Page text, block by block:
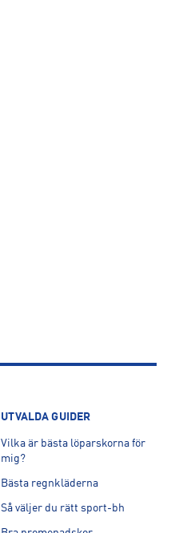
UTVALDA GUIDER
Vilka är bästa löparskorna för
mig?
Bästa regnkläderna
Så väljer du rätt sport-bh